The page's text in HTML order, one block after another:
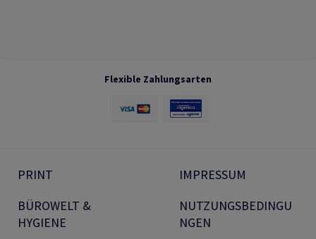
Flexible Zahlungsarten
PRINT
BÜROWELT &
HYGIENE
IMPRESSUM
NUTZUNGSBEDINGU
NGEN